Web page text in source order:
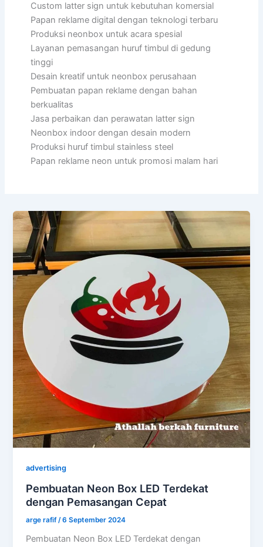
Custom latter sign untuk kebutuhan komersial
Papan reklame digital dengan teknologi terbaru
Produksi neonbox untuk acara spesial
Layanan pemasangan huruf timbul di gedung
tinggi
Desain kreatif untuk neonbox perusahaan
Pembuatan papan reklame dengan bahan
berkualitas
Jasa perbaikan dan perawatan latter sign
Neonbox indoor dengan desain modern
Produksi huruf timbul stainless steel
Papan reklame neon untuk promosi malam hari
advertising
Pembuatan Neon Box LED Terdekat
dengan Pemasangan Cepat
arge rafif /6 September 2024
Pembuatan Neon Box LED Terdekat dengan